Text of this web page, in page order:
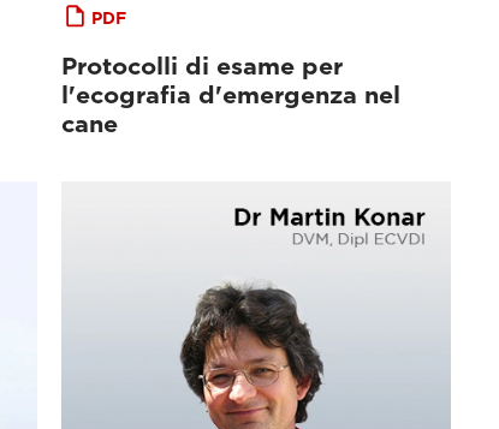
PDF
Protocolli di esame per
l'ecografia d'emergenza nel
cane